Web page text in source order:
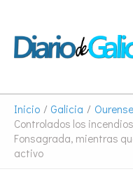
contenido
Inicio Galicia
Ourense
Controlados los
Fonsagrada, mientras
activo